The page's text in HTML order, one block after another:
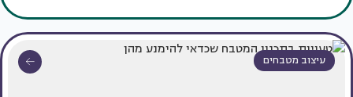
עיצוב מטבחים